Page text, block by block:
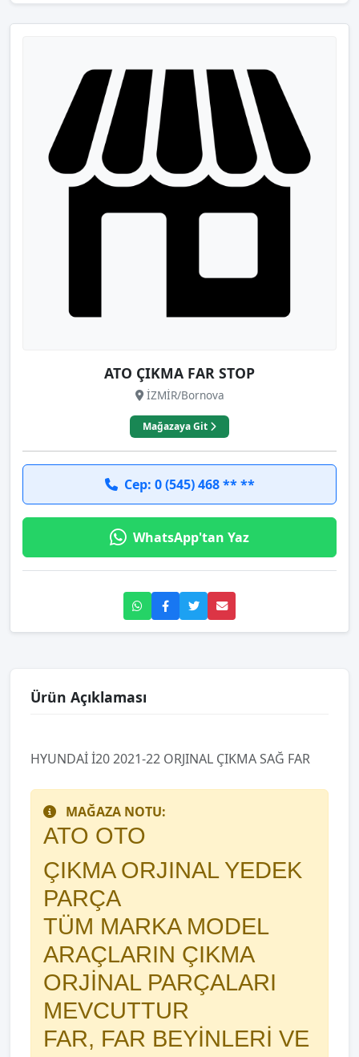
ATO ÇIKMA FAR STOP
İZMİR/Bornova
Mağazaya Git
Cep: 0 (545) 468 ** **
WhatsApp'tan Yaz
Ürün Açıklaması
HYUNDAİ İ20 2021-22 ORJINAL ÇIKMA SAĞ FAR
MAĞAZA NOTU:
ATO OTO
ÇIKMA ORJINAL YEDEK
PARÇA
TÜM MARKA MODEL
ARAÇLARIN ÇIKMA
ORJİNAL PARÇALARI
MEVCUTTUR
FAR, FAR BEYİNLERİ VE